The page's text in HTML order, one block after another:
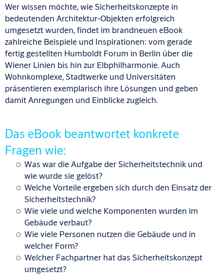
Wer wissen möchte, wie Sicherheitskonzepte in
bedeutenden Architektur-Objekten erfolgreich
umgesetzt wurden, findet im brandneuen eBook
zahlreiche Beispiele und Inspirationen: vom gerade
fertig gestellten Humboldt Forum in Berlin über die
Wiener Linien bis hin zur Elbphilharmonie. Auch
Wohnkomplexe, Stadtwerke und Universitäten
präsentieren exemplarisch ihre Lösungen und geben
damit Anregungen und Einblicke zugleich.
Das eBook beantwortet konkrete
Fragen wie:
Was war die Aufgabe der Sicherheitstechnik und
wie wurde sie gelöst?
Welche Vorteile ergeben sich durch den Einsatz der
Sicherheitstechnik?
Wie viele und welche Komponenten wurden im
Gebäude verbaut?
Wie viele Personen nutzen die Gebäude und in
welcher Form?
Welcher Fachpartner hat das Sicherheitskonzept
umgesetzt?